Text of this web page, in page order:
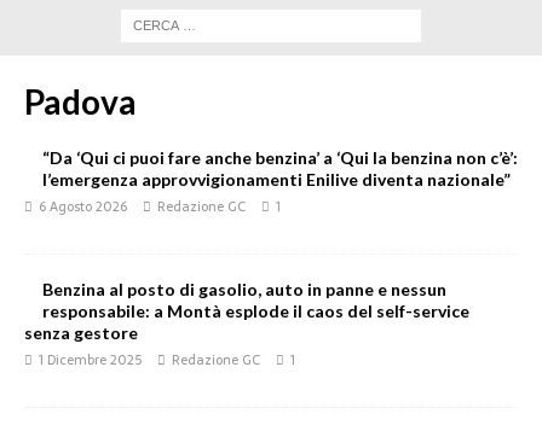
Padova
“Da ‘Qui ci puoi fare anche benzina’ a ‘Qui la benzina non c’è’:
l’emergenza approvvigionamenti Enilive diventa nazionale”
6 Agosto 2026 Redazione GC 1
Benzina al posto di gasolio, auto in panne e nessun
responsabile: a Montà esplode il caos del self-service
senza gestore
1 Dicembre 2025 Redazione GC 1